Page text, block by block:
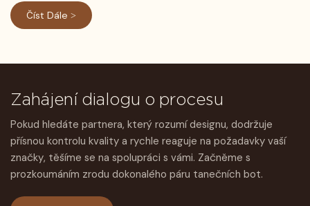
Číst Dále >
Zahájení dialogu o procesu
Pokud hledáte partnera, který rozumí designu, dodržuje
přísnou kontrolu kvality a rychle reaguje na požadavky vaší
značky, těšíme se na spolupráci s vámi. Začněme s
prozkoumáním zrodu dokonalého páru tanečních bot.